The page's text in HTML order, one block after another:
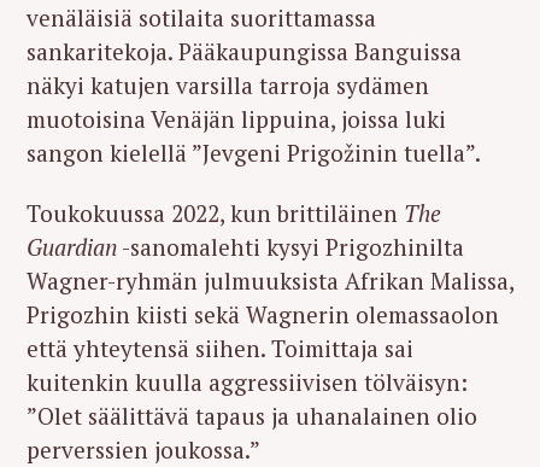
venäläisiä sotilaita suorittamassa
sankaritekoja. Pääkaupungissa Banguissa
näkyi katujen varsilla tarroja sydämen
muotoisina Venäjän lippuina, joissa luki
sangon kielellä ”Jevgeni Prigožinin tuella”.
Toukokuussa 2022, kun brittiläinen The
Guardian -sanomalehti kysyi Prigozhinilta
Wagner-ryhmän julmuuksista Afrikan Malissa,
Prigozhin kiisti sekä Wagnerin olemassaolon
että yhteytensä siihen. Toimittaja sai
kuitenkin kuulla aggressiivisen tölväisyn:
”Olet säälittävä tapaus ja uhanalainen olio
perverssien joukossa.”